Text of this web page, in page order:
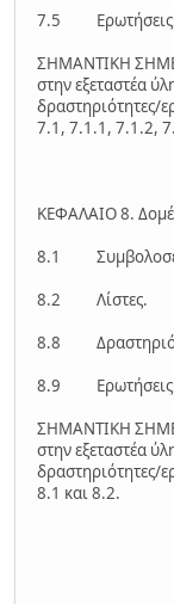
7.5
ΣΗΜΑΝΤΙΚΗ
στην εξεταστέα
δραστηριότητες/
7.1, 7.1.1, 7.1.2,
ΚΕΦΑΛΑΙΟ 8.
8.1
8.2 Λίστες.
8.8
8.9
ΣΗΜΑΝΤΙΚΗ
στην εξεταστέα
δραστηριότητες/
8.1 και 8.2.